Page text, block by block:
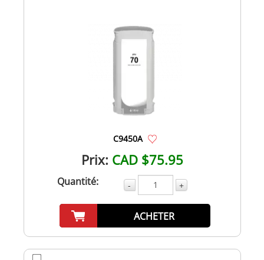
C9450A
Prix: CAD $75.95
Quantité: - +
ACHETER